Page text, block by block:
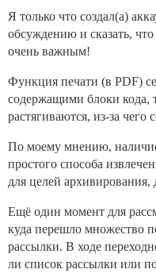
Я только что создал(а)
обсуждению и сказать,
очень важным!
Функция печати (в PDF)
содержащими блоки кода,
растягиваются, из-за чего
По моему мнению,
простого способа
для целей архивирования,
Ещё один момент для
куда перешло множество
рассылки. В ходе
ли список рассылки или